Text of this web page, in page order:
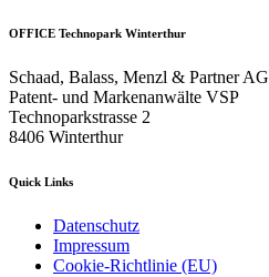
OFFICE Technopark Winterthur
Schaad, Balass, Menzl & Partner AG
Patent- und Markenanwälte VSP
Technoparkstrasse 2
8406 Winterthur
Quick Links
Datenschutz
Impressum
Cookie-Richtlinie (EU)